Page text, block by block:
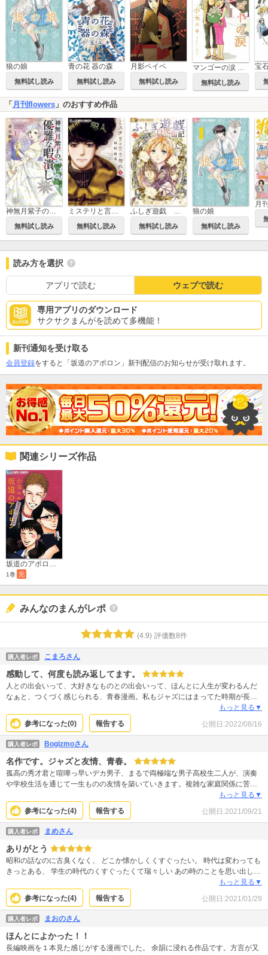
狼の娘
無料試し読み
青の花 器の森
無料試し読み
月影ベイベ
無料試し読み 無料試し読み
「 月刊flowers 」のおすすめ作品
神無月紫子の優雅な暇潰し
無料試し読み
ミステリと言う勿れ
無料試し読み
ふしぎ遊戯 白虎仙記
無料試し読み
狼の娘
無料試し読み
月
読み方を選択
アプリで読む ウェブで読む
専用アプリのダウンロード
サクサクまんがを読めて多機能！
新刊通知を受け取る
会員登録をすると「坂道のアポロン」新刊配信のお知らせが受け取れます。
関連シリーズ作品
坂道のアポロン BONUS TRACK
1巻 完
みんなのまんがレポ
(4.9) 評価数8件
購入者レポ こまろさん
感動して、何度も読み返してます。
人との出会いって、大好きなものとの出会いって、ほんとに人生が変わるんだ
なぁと、つくづく感じられる、青春漫画。私もジャズにはまってた時期が長く
あったのもあり、尚更音楽が、聴こえるようで泣けてきました。ジャズを知ら
ない人でも、勿論知ってるひとも、ぜひ、読んで欲しいです。恋愛至上主義み
たいな漫画に飽きた方にもお勧め。成長、友情、恋愛、しっかり、描かれてま
す。ちなみに、本作で、モヤッと、していた部分は、番外編のボーナストラッ
ク版で、しっかり解決するので、ぜひ、ボーナストラックまで、読んで欲しい
です。
もっと見る▼
参考になった(0) 報告する 公開日:2022/08/16
購入者レポ Bogizmoさん
名作です。ジャズと友情、青春。
孤高の秀才君と喧嘩っ早いデカ男子、まるで両極端な男子高校生二人が、演奏
や学校生活を通じて一生ものの友情を築いていきます。複雑な家庭関係に苦し
む孤独や、切ない恋愛に揺れ動く若い心が、暖かく、しっとりと表現されてい
て最高。作品全体が人間愛や慕情に満ちた珠玉の作品！
もっと見る▼
参考になった(4) 報告する 公開日:2021/09/21
購入者レポ まめさん
ありがとう
昭和の話なのに古臭くなく、 どこか懐かしくくすぐったい。 時代は変わっても
きっとある、 学生の時代のくすぐったくて瑞々しい あの時のことを思い出しま
が とても幸せだと思いました。
もっと見る▼
参考になった(4) 報告する 公開日:2021/01/29
購入者レポ まおのさん
ほんとによかった！！
長編映画を１本見た感じがする漫画でした。 余韻に浸れる作品です。方言が又